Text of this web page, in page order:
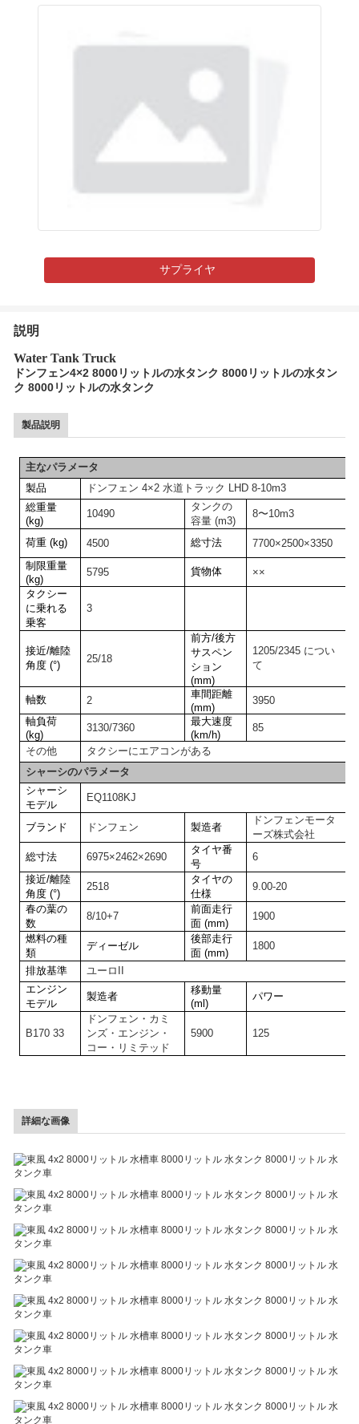
サプライヤ
説明
Water Tank Truck
ドンフェン4×2 8000リットルの水タンク 8000リットルの水タン
ク 8000リットルの水タンク
製品説明
主なパラメータ
製品
ドンフェン 4×2 水道トラック LHD 8-10m3
総重量
(kg)
10490
タンクの
容量 (m3)
8〜10m3
荷重 (kg) 4500 総寸法
7700×2500×3350
制限重量
(kg)
5795 貨物体
××
タクシー
に乗れる
乗客
3
接近/離陸
角度 (°)
25/18
前方/後方
サスペン
ション
(mm)
1205/2345 につい
て
軸数 2
車間距離
(mm)
3950
軸負荷
(kg)
3130/7360
最大速度
(km/h)
85
その他
タクシーにエアコンがある
シャーシのパラメータ
シャーシ
モデル
EQ1108KJ
ブランド ドンフェン 製造者
ドンフェンモータ
ーズ株式会社
総寸法
6975×2462×2690
タイヤ番
号
6
接近/離陸
角度 (°)
2518
タイヤの
仕様
9.00-20
春の葉の
数
8/10+7
前面走行
面 (mm)
1900
燃料の種
類
ディーゼル
後部走行
面 (mm)
1800
排放基準
ユーロII
エンジン
モデル
製造者
移動量
(ml)
パワー
B170 33
ドンフェン・カミ
ンズ・エンジン・
コー・リミテッド
5900 125
詳細な画像